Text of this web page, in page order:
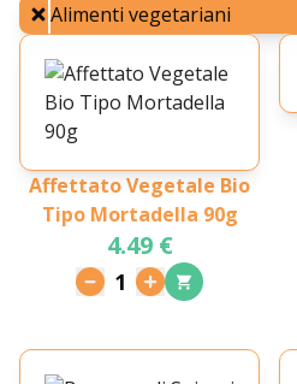
Alimenti vegetariani
Affettato Vegetale Bio
Tipo Mortadella 90g
4.49 €
1